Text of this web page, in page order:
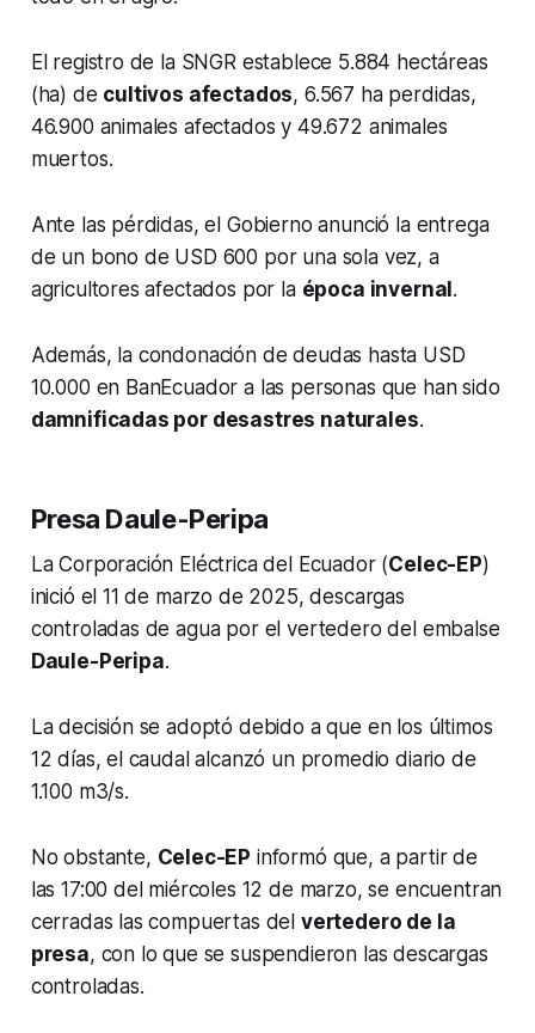
El registro de la SNGR establece 5.884 hectáreas
(ha) de cultivos afectados, 6.567 ha perdidas,
46.900 animales afectados y 49.672 animales
muertos.
Ante las pérdidas, el Gobierno anunció la entrega
de un bono de USD 600 por una sola vez, a
agricultores afectados por la época invernal.
Además, la condonación de deudas hasta USD
10.000 en BanEcuador a las personas que han sido
damnificadas por desastres naturales.
Presa Daule-Peripa
La Corporación Eléctrica del Ecuador (Celec-EP)
inició el 11 de marzo de 2025, descargas
controladas de agua por el vertedero del embalse
Daule-Peripa.
La decisión se adoptó debido a que en los últimos
12 días, el caudal alcanzó un promedio diario de
1.100 m3/s.
No obstante, Celec-EP informó que, a partir de
las 17:00 del miércoles 12 de marzo, se encuentran
cerradas las compuertas del vertedero de la
presa, con lo que se suspendieron las descargas
controladas.